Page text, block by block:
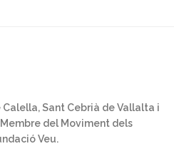
Sant Cebrià de Vallalta i
del Moviment dels
Veu.